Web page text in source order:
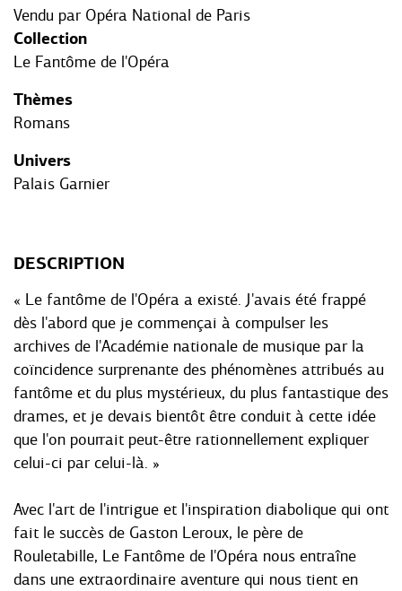
Vendu par Opéra National de Paris
Collection
Le Fantôme de l'Opéra
Thèmes
Romans
Univers
Palais Garnier
DESCRIPTION
« Le fantôme de l'Opéra a existé. J'avais été frappé
dès l'abord que je commençai à compulser les
archives de l'Académie nationale de musique par la
coïncidence surprenante des phénomènes attribués au
fantôme et du plus mystérieux, du plus fantastique des
drames, et je devais bientôt être conduit à cette idée
que l'on pourrait peut-être rationnellement expliquer
celui-ci par celui-là. »
Avec l'art de l'intrigue et l'inspiration diabolique qui ont
fait le succès de Gaston Leroux, le père de
Rouletabille, Le Fantôme de l'Opéra nous entraîne
dans une extraordinaire aventure qui nous tient en